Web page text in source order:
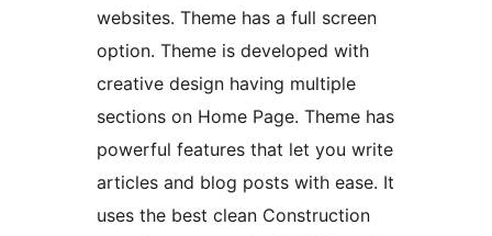
websites. Theme has a full screen
option. Theme is developed with
creative design having multiple
sections on Home Page. Theme has
powerful features that let you write
articles and blog posts with ease. It
uses the best clean Construction